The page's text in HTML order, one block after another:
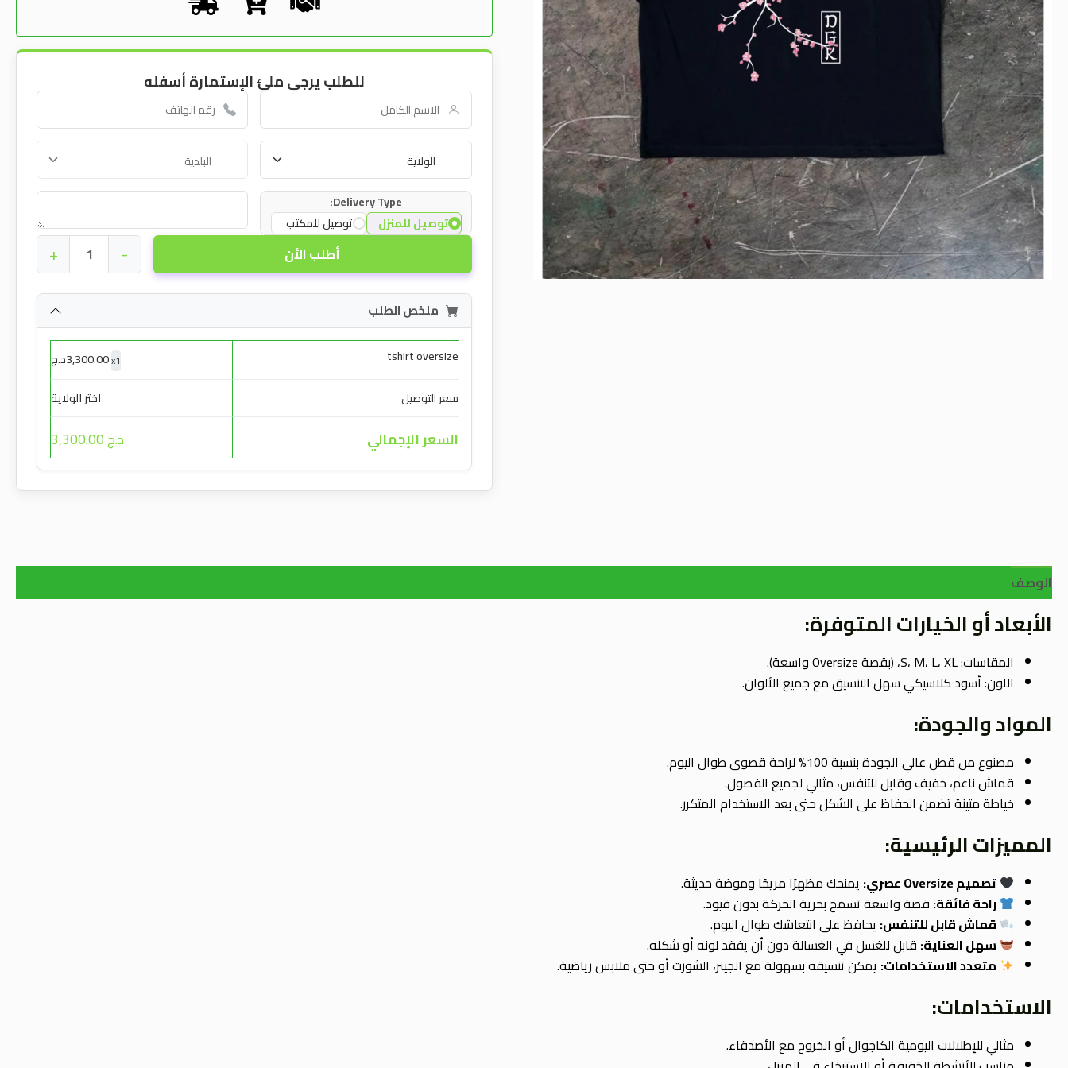
للطلب يرجى ملئ الإستمارة أسفله
Delivery Type:
توصيل للمنزل
توصيل للمكتب
أطلب الأن -
+
ملخص الطلب
tshirt oversize
x1
3,300.00د.ج
سعر التوصيل
اختر الولاية
السعر الإجمالي د.ج 3,300.00
الوصف
الأبعاد أو الخيارات المتوفرة:
المقاسات: S، M، L، XL، (بقصة Oversize واسعة).
اللون: أسود كلاسيكي سهل التنسيق مع جميع الألوان.
المواد والجودة:
مصنوع من قطن عالي الجودة بنسبة 100% لراحة قصوى طوال اليوم.
قماش ناعم، خفيف وقابل للتنفس، مثالي لجميع الفصول.
خياطة متينة تضمن الحفاظ على الشكل حتى بعد الاستخدام المتكرر.
المميزات الرئيسية:
تصميم Oversize عصري:
يمنحك مظهرًا مريحًا وموضة حديثة.
راحة فائقة: قصة واسعة تسمح بحرية الحركة بدون قيود.
قماش قابل للتنفس: يحافظ على انتعاشك طوال اليوم.
سهل العناية: قابل للغسل في الغسالة دون أن يفقد لونه أو شكله.
متعدد الاستخدامات: يمكن تنسيقه بسهولة مع الجينز، الشورت أو حتى ملابس رياضية.
الاستخدامات:
مثالي للإطلالات اليومية الكاجوال أو الخروج مع الأصدقاء.